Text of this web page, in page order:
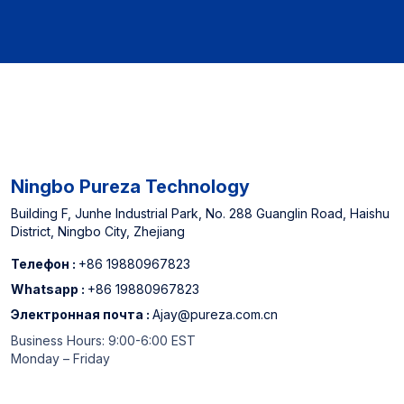
производителя картриджа
производителя картриджа
Ningbo Pureza Technology
Building F, Junhe Industrial Park, No. 288 Guanglin Road, Haishu
District, Ningbo City, Zhejiang
Телефон : +86 19880967823
Whatsapp : +86 19880967823
Электронная почта : Ajay@pureza.com.cn
Business Hours: 9:00-6:00 EST
Monday – Friday